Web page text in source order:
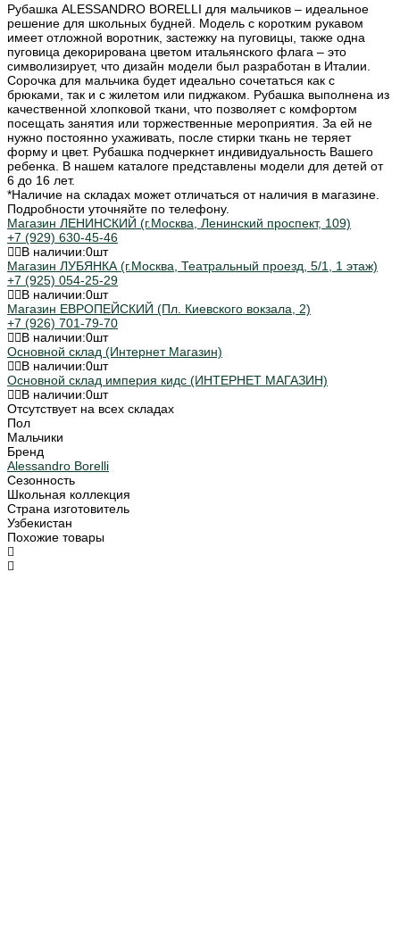
Рубашка ALESSANDRO BORELLI для мальчиков – идеальное
решение для школьных будней. Модель с коротким рукавом
имеет отложной воротник, застежку на пуговицы, также одна
пуговица декорирована цветом итальянского флага – это
символизирует, что дизайн модели был разработан в Италии.
Сорочка для мальчика будет идеально сочетаться как с
брюками, так и с жилетом или пиджаком. Рубашка выполнена из
качественной хлопковой ткани, что позволяет с комфортом
посещать занятия или торжественные мероприятия. За ей не
нужно постоянно ухаживать, после стирки ткань не теряет
форму и цвет. Рубашка подчеркнет индивидуальность Вашего
ребенка. В нашем каталоге представлены модели для детей от
6 до 16 лет.
*Наличие на складах может отличаться от наличия в магазине.
Подробности уточняйте по телефону.
Магазин ЛЕНИНСКИЙ (г.Москва, Ленинский проспект, 109)
+7 (929) 630-45-46
В наличии:0шт
Магазин ЛУБЯНКА (г.Москва, Театральный проезд, 5/1, 1 этаж)
+7 (925) 054-25-29
В наличии:0шт
Магазин ЕВРОПЕЙСКИЙ (Пл. Киевского вокзала, 2)
+7 (926) 701-79-70
В наличии:0шт
Основной склад (Интернет Магазин)
В наличии:0шт
Основной склад империя кидс (ИНТЕРНЕТ МАГАЗИН)
В наличии:0шт
Отсутствует на всех складах
Пол
Мальчики
Бренд
Alessandro Borelli
Сезонность
Школьная коллекция
Страна изготовитель
Узбекистан
Похожие товары